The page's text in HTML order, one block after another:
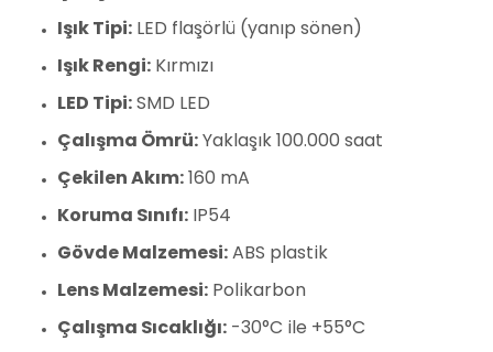
Işık Tipi: LED flaşörlü (yanıp sönen)
Işık Rengi: Kırmızı
LED Tipi: SMD LED
Çalışma Ömrü: Yaklaşık 100.000 saat
Çekilen Akım: 160 mA
Koruma Sınıfı: IP54
Gövde Malzemesi: ABS plastik
Lens Malzemesi: Polikarbon
Çalışma Sıcaklığı: -30°C ile +55°C